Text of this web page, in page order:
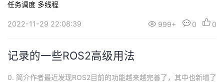
程的创建。 1. ROS2中多线程–callback_group相较于ROS1中使用
MultiThreadedSpinne...
任务调度 多线程
2022-11-29 22:08:39 999+ 0 0
记录的一些ROS2高级用法
0. 简介作者最近发现ROS2目前的功能越来越完善了，其中也新增了